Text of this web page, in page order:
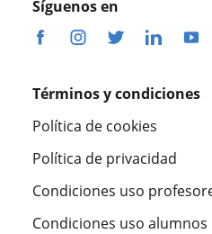
Síguenos en
Términos y condiciones
Política de cookies
Política de privacidad
Condiciones uso
Condiciones uso alumnos